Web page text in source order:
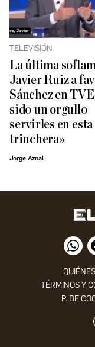
TELEVISIÓN
La última
Javier Ruiz a
Sánchez en
sido un orgullo
servirles en esta
trinchera»
Jorge Aznal
TÉRMINOS Y
P. DE